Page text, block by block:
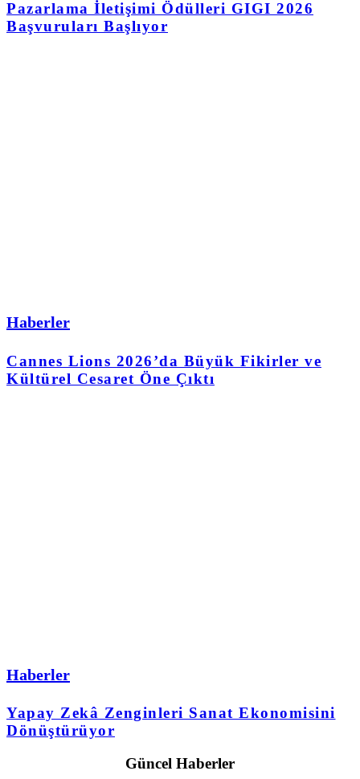
Pazarlama İletişimi Ödülleri GIGI 2026
Başvuruları Başlıyor
Haberler
Cannes Lions 2026’da Büyük Fikirler ve
Kültürel Cesaret Öne Çıktı
Haberler
Yapay Zekâ Zenginleri Sanat Ekonomisini
Dönüştürüyor
Güncel Haberler